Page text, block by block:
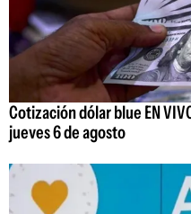
Cotización dólar blue EN
jueves 6 de agosto